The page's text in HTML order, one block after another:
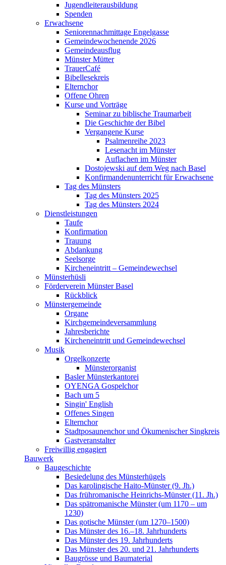
Jugendleiterausbildung
Spenden
Erwachsene
Seniorennachmittage Engelgasse
Gemeindewochenende 2026
Gemeindeausflug
Münster Mütter
TrauerCafé
Bibellesekreis
Elternchor
Offene Ohren
Kurse und Vorträge
Seminar zu biblische Traumarbeit
Die Geschichte der Bibel
Vergangene Kurse
Psalmenreihe 2023
Lesenacht im Münster
Auflachen im Münster
Dostojewski auf dem Weg nach Basel
Konfirmandenunterricht für Erwachsene
Tag des Münsters
Tag des Münsters 2025
Tag des Münsters 2024
Dienstleistungen
Taufe
Konfirmation
Trauung
Abdankung
Seelsorge
Kircheneintritt – Gemeindewechsel
Münsterhüsli
Förderverein Münster Basel
Rückblick
Münstergemeinde
Organe
Kirchgemeindeversammlung
Jahresberichte
Kircheneintritt und Gemeindewechsel
Musik
Orgelkonzerte
Münsterorganist
Basler Münsterkantorei
OYENGA Gospelchor
Bach um 5
Singin' English
Offenes Singen
Elternchor
Stadtposaunenchor und Ökumenischer Singkreis
Gastveranstalter
Freiwillig engagiert
Bauwerk
Baugeschichte
Besiedelung des Münsterhügels
Das karolingische Haito-Münster (9. Jh.)
Das frühromanische Heinrichs-Münster (11. Jh.)
Das spätromanische Münster (um 1170 – um
1230)
Das gotische Münster (um 1270–1500)
Das Münster des 16.–18. Jahrhunderts
Das Münster des 19. Jahrhunderts
Das Münster des 20. und 21. Jahrhunderts
Baugrösse und Baumaterial